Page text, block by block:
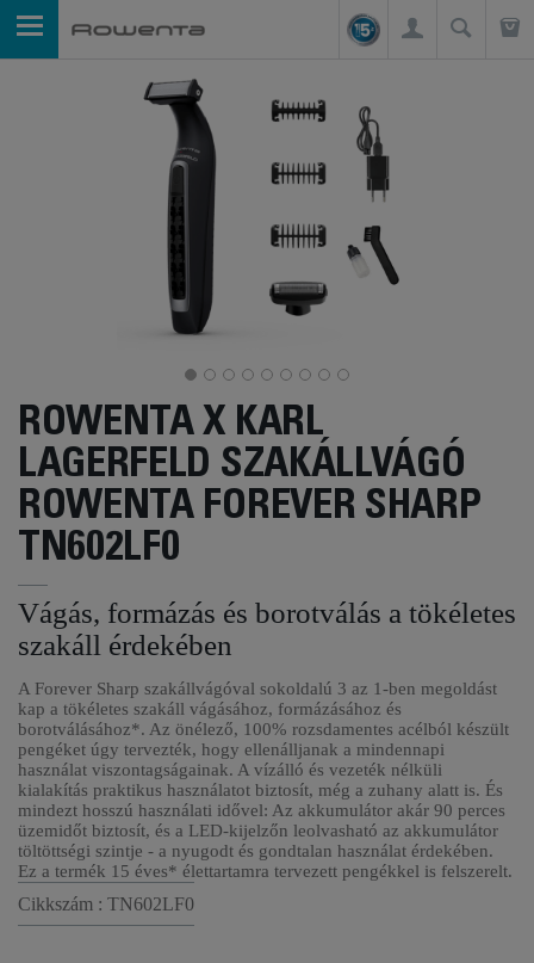
ROWENTA X KARL
LAGERFELD SZAKÁLLVÁGÓ
ROWENTA FOREVER SHARP
TN602LF0
Vágás, formázás és borotválás a tökéletes
szakáll érdekében
A Forever Sharp szakállvágóval sokoldalú 3 az 1-ben megoldást
kap a tökéletes szakáll vágásához, formázásához és
borotválásához*. Az önélező, 100% rozsdamentes acélból készült
pengéket úgy tervezték, hogy ellenálljanak a mindennapi
használat viszontagságainak. A vízálló és vezeték nélküli
kialakítás praktikus használatot biztosít, még a zuhany alatt is. És
mindezt hosszú használati idővel: Az akkumulátor akár 90 perces
üzemidőt biztosít, és a LED-kijelzőn leolvasható az akkumulátor
töltöttségi szintje - a nyugodt és gondtalan használat érdekében.
Ez a termék 15 éves* élettartamra tervezett pengékkel is felszerelt.
Cikkszám : TN602LF0